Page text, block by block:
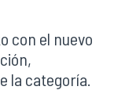
con el nuevo
la categoría.